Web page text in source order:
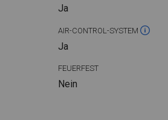
Ja
AIR-CONTROL-SYSTEM
Ja
FEUERFEST
Nein